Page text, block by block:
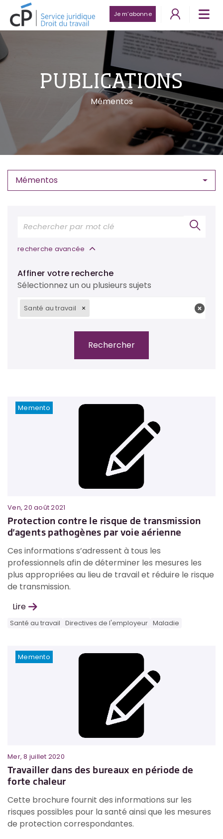
Je m’abonne
PUBLICATIONS
Mémentos
Mémentos
recherche avancée
Affiner votre recherche
Sélectionnez un ou plusieurs sujets
Santé au travail
Memento
Ven, 20 août 2021
Protection contre le risque de transmission
d'agents pathogènes par voie aérienne
Ces informations s’adressent à tous les
professionnels afin de déterminer les mesures les
plus appropriées au lieu de travail et réduire le risque
de transmission.
Lire
Santé au travail Directives de l'employeur Maladie
Memento
Mer, 8 juillet 2020
Travailler dans des bureaux en période de
forte chaleur
Cette brochure fournit des informations sur les
risques possibles pour la santé ainsi que les mesures
de protection correspondantes.